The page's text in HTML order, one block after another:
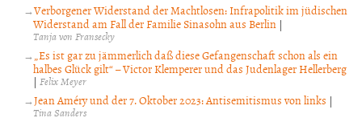
Verborgener Widerstand der Machtlosen: Infrapolitik im jüdischen
Widerstand am Fall der Familie Sinasohn aus Berlin |
Tanja von Fransecky
„Es ist gar zu jämmerlich daß diese Gefangenschaft schon als ein
halbes Glück gilt“ – Victor Klemperer und das Judenlager Hellerberg
| Felix Meyer
Jean Améry und der 7. Oktober 2023: Antisemitismus von links |
Tina Sanders